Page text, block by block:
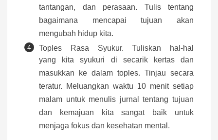
tantangan, dan perasaan. Tulis tentang
bagaimana mencapai tujuan akan
mengubah hidup kita.
Toples Rasa Syukur. Tuliskan hal-hal
yang kita syukuri di secarik kertas dan
masukkan ke dalam toples. Tinjau secara
teratur. Meluangkan waktu 10 menit setiap
malam untuk menulis jurnal tentang tujuan
dan kemajuan kita sangat baik untuk
menjaga fokus dan kesehatan mental.